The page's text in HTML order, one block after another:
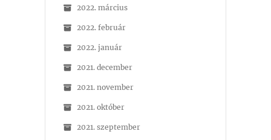
2022. március
2022. február
2022. január
2021. december
2021. november
2021. október
2021. szeptember